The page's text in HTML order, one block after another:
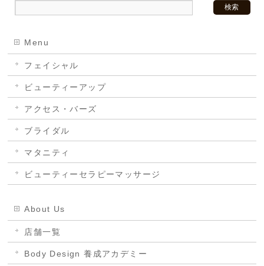
Menu
フェイシャル
ビューティーアップ
アクセス・バーズ
ブライダル
マタニティ
ビューティーセラピーマッサージ
About Us
店舗一覧
Body Design 養成アカデミー